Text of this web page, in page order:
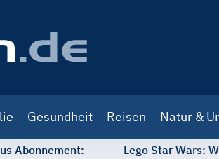
Gesundheit Reisen Natur &
Abonnement:
Lego Star Wars: